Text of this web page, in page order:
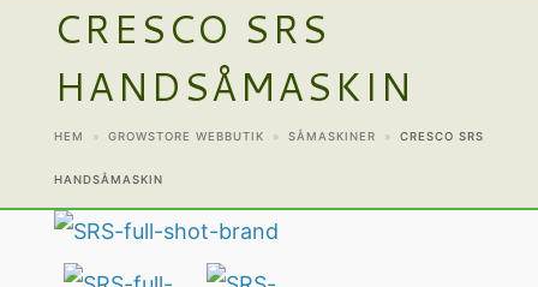
CRESCO SRS
HANDSÅMASKIN
HEM » GROWSTORE WEBBUTIK » SÅMASKINER » CRESCO SRS
HANDSÅMASKIN